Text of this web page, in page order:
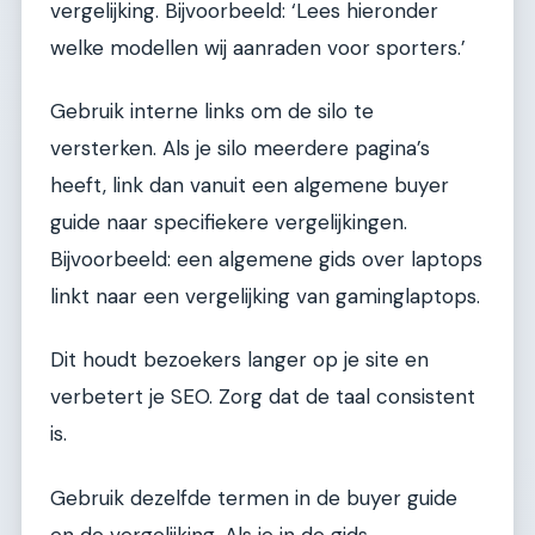
vergelijking. Bijvoorbeeld: ‘Lees hieronder
welke modellen wij aanraden voor sporters.’
Gebruik interne links om de silo te
versterken. Als je silo meerdere pagina’s
heeft, link dan vanuit een algemene buyer
guide naar specifiekere vergelijkingen.
Bijvoorbeeld: een algemene gids over laptops
linkt naar een vergelijking van gaminglaptops.
Dit houdt bezoekers langer op je site en
verbetert je SEO. Zorg dat de taal consistent
is.
Gebruik dezelfde termen in de buyer guide